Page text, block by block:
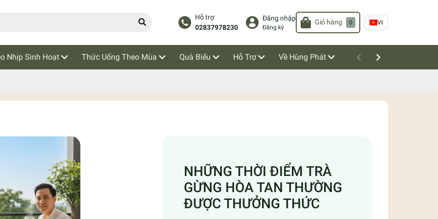
Hỗ trợ
02837978230
Đăng nhập
Đăng ký
Giỏ hàng 0 VI
Nhịp Sinh Hoạt Thức Uống Theo Mùa Quà Biếu Hỗ Trợ Về Hùng Phát
NHỮNG THỜI ĐIỂM TRÀ
GỪNG HÒA TAN THƯỜNG
ĐƯỢC THƯỞNG THỨC